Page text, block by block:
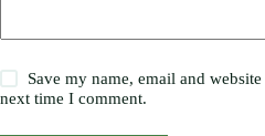
Save my name, email and
next time I comment.